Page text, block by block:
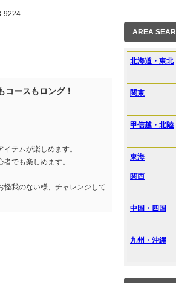
9224
コースもロング！
テムが楽しめます。
でも楽しめます。
怪我のない様、チャレンジして
AREA
北海道・東北
関東
甲信越・北陸
東海
関西
中国・四国
九州・沖縄